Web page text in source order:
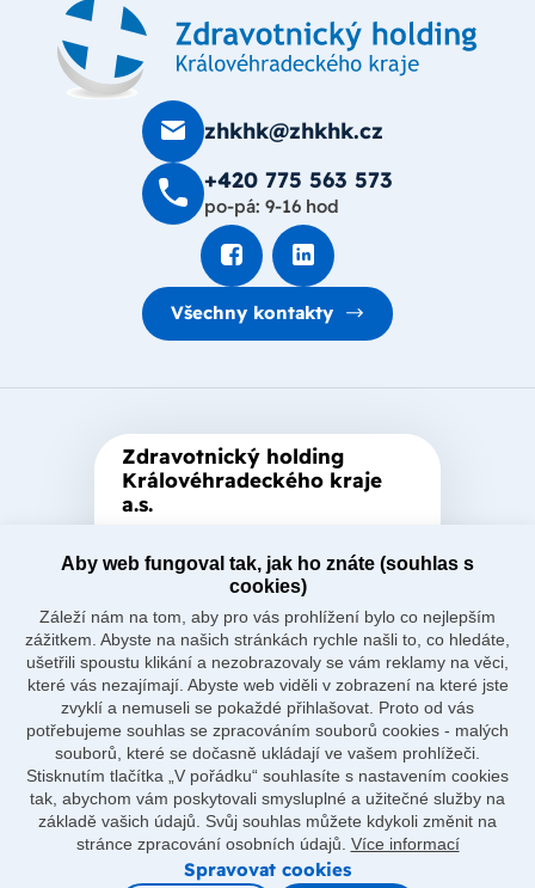
zhkhk@zhkhk.cz
+420 775 563 573
po-pá: 9-16 hod
Všechny kontakty
Zdravotnický holding
Královéhradeckého kraje
a.s.
založená Královéhradeckým
krajem, který je jediným
akcionářem společnosti.
Naše nemocnice
O holdingu
Důležité odkazy
Ostatní
Aby web fungoval tak, jak ho znáte (souhlas s
cookies)
Záleží nám na tom, aby pro vás prohlížení bylo co nejlepším
zážitkem. Abyste na našich stránkách rychle našli to, co hledáte,
ušetřili spoustu klikání a nezobrazovaly se vám reklamy na věci,
které vás nezajímají. Abyste web viděli v zobrazení na které jste
zvyklí a nemuseli se pokaždé přihlašovat. Proto od vás
potřebujeme souhlas se zpracováním souborů cookies - malých
souborů, které se dočasně ukládají ve vašem prohlížeči.
Stisknutím tlačítka „V pořádku“ souhlasíte s nastavením cookies
tak, abychom vám poskytovali smysluplné a užitečné služby na
základě vašich údajů. Svůj souhlas můžete kdykoli změnit na
stránce zpracování osobních údajů. Více informací
Spravovat cookies